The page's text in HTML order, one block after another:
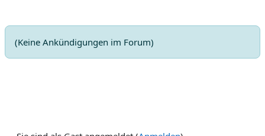
(Keine Ankündigungen im Forum)